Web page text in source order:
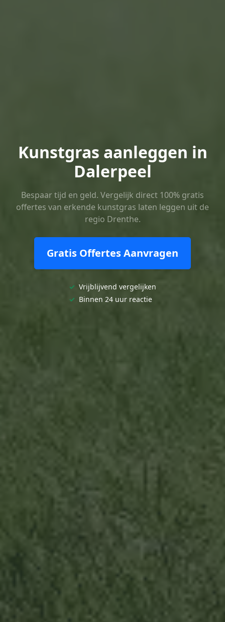
Kunstgras aanleggen in
Dalerpeel
Bespaar tijd en geld. Vergelijk direct 100% gratis
offertes van erkende kunstgras laten leggen uit de
regio Drenthe.
Gratis Offertes Aanvragen
✓ Vrijblijvend vergelijken
✓ Binnen 24 uur reactie